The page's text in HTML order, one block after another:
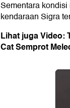
Sementara
kendaraan Sigra
Lihat juga Video:
Cat Semprot